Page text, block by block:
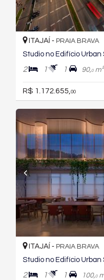
ITAJAÍ - PRAIA BRAVA
Studio no Edifício Urban
2 1 1 90,0m²
R$ 1.172.655,00
ITAJAÍ - PRAIA BRAVA
Studio no Edifício Urban
2 1 1 100,0